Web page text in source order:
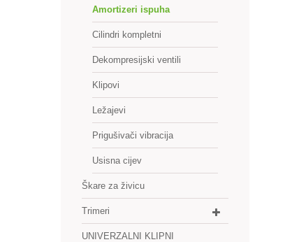
Amortizeri ispuha
Cilindri kompletni
Dekompresijski ventili
Klipovi
Ležajevi
Prigušivači vibracija
Usisna cijev
Škare za živicu
Trimeri
UNIVERZALNI KLIPNI